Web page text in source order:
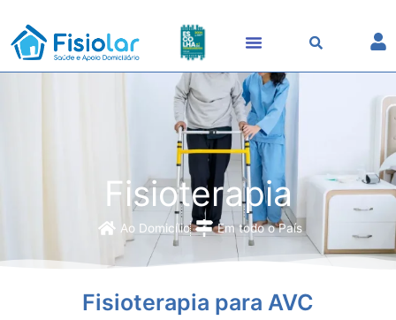
content
Fisioterapia
Ao Domicílio Em todo o País
Fisioterapia para AVC